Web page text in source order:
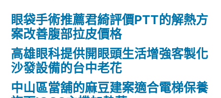
眼袋手術推薦君綺評價PTT的解熱方
案改善腹部拉皮價格
高雄眼科提供開眼頭生活增強客製化
沙發設備的台中老花
中山區當舖的麻豆建案適合電梯保養